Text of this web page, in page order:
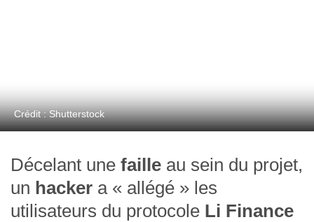
Crédit : Shutterstock
Décelant une faille au sein du projet,
un hacker a « allégé » les
utilisateurs du protocole Li Finance